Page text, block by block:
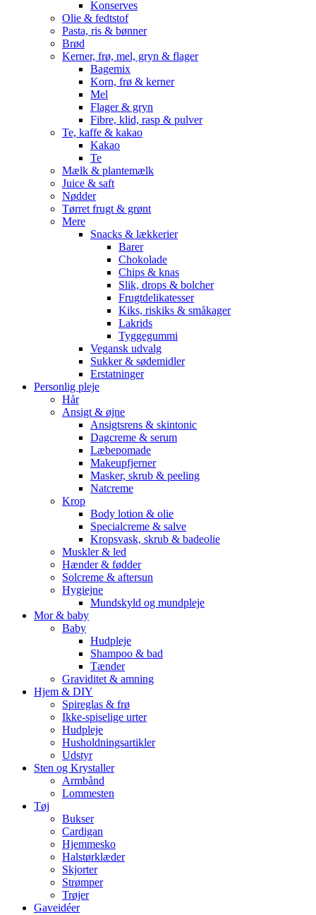
Konserves
Olie & fedtstof
Pasta, ris & bønner
Brød
Kerner, frø, mel, gryn & flager
Bagemix
Korn, frø & kerner
Mel
Flager & gryn
Fibre, klid, rasp & pulver
Te, kaffe & kakao
Kakao
Te
Mælk & plantemælk
Juice & saft
Nødder
Tørret frugt & grønt
Mere
Snacks & lækkerier
Barer
Chokolade
Chips & knas
Slik, drops & bolcher
Frugtdelikatesser
Kiks, riskiks & småkager
Lakrids
Tyggegummi
Vegansk udvalg
Sukker & sødemidler
Erstatninger
Personlig pleje
Hår
Ansigt & øjne
Ansigtsrens & skintonic
Dagcreme & serum
Læbepomade
Makeupfjerner
Masker, skrub & peeling
Natcreme
Krop
Body lotion & olie
Specialcreme & salve
Kropsvask, skrub & badeolie
Muskler & led
Hænder & fødder
Solcreme & aftersun
Hygiejne
Mundskyld og mundpleje
Mor & baby
Baby
Hudpleje
Shampoo & bad
Tænder
Graviditet & amning
Hjem & DIY
Spireglas & frø
Ikke-spiselige urter
Hudpleje
Husholdningsartikler
Udstyr
Sten og Krystaller
Armbånd
Lommesten
Tøj
Bukser
Cardigan
Hjemmesko
Halstørklæder
Skjorter
Strømper
Trøjer
Gaveidéer